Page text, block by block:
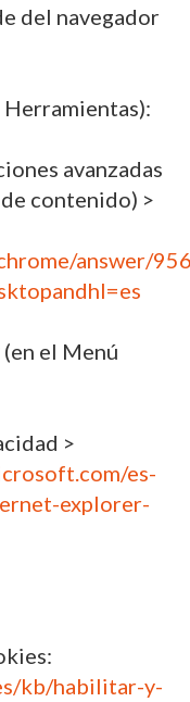
del navegador
avanzadas
contenido) >
answer/
(en el Menú
>
es-
explorer-
kb/habilitar-y-